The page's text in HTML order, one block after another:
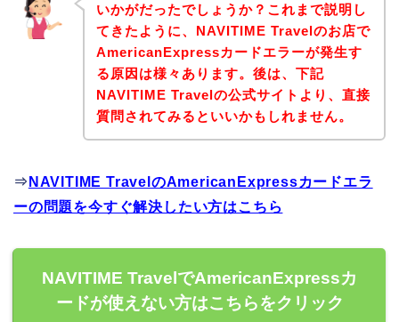
いかがだったでしょうか？これまで説明し
てきたように、NAVITIME Travelのお店で
AmericanExpressカードエラーが発生す
る原因は様々あります。後は、下記
NAVITIME Travelの公式サイトより、直接
質問されてみるといいかもしれません。
⇒ NAVITIME TravelのAmericanExpressカードエラ
ーの問題を今すぐ解決したい方はこちら
NAVITIME TravelでAmericanExpressカ
ードが使えない方はこちらをクリック